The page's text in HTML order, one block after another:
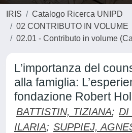
IRIS
Catalogo Ricerca UNIPD
02 CONTRIBUTO IN VOLUME
02.01 - Contributo in volume
L’importanza del
alla famiglia:
fondazione Robert
BATTISTIN, TIZIANA; DI
ILARIA; SUPPIEJ,